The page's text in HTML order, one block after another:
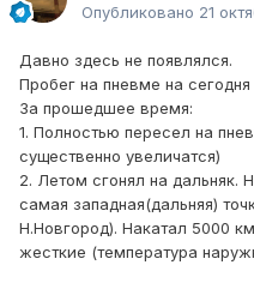
Опубликовано 21
Давно здесь не появлялся.
Пробег на пневме на
За прошедшее время:
1. Полностью пересел на
существенно увеличатся)
2. Летом сгонял на
самая западная(дальняя)
Н.Новгород). Накатал 5000
жесткие (температура